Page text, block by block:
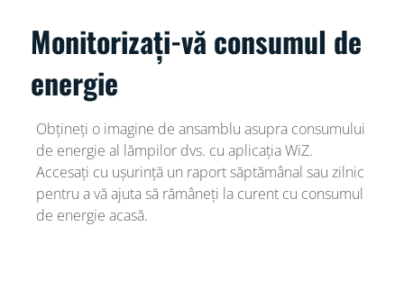
Monitorizați-vă consumul de
energie
Obțineți o imagine de ansamblu asupra consumului
de energie al lămpilor dvs. cu aplicația WiZ.
Accesați cu ușurință un raport săptămânal sau zilnic
pentru a vă ajuta să rămâneți la curent cu consumul
de energie acasă.